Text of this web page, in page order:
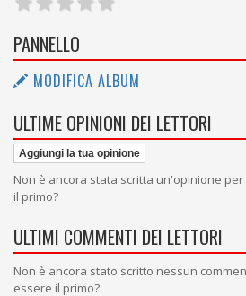
PANNELLO
MODIFICA ALBUM
ULTIME OPINIONI DEI LETTORI
Aggiungi la tua opinione
Non è ancora stata scritta un'opinione
il primo?
ULTIMI COMMENTI DEI LETTORI
Non è ancora stato scritto nessun
essere il primo?